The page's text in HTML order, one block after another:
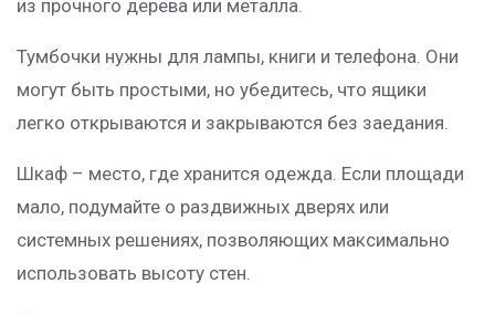
из прочного дерева или металла.
Тумбочки нужны для лампы, книги и телефона. Они
могут быть простыми, но убедитесь, что ящики
легко открываются и закрываются без заедания.
Шкаф – место, где хранится одежда. Если площади
мало, подумайте о раздвижных дверях или
системных решениях, позволяющих максимально
использовать высоту стен.